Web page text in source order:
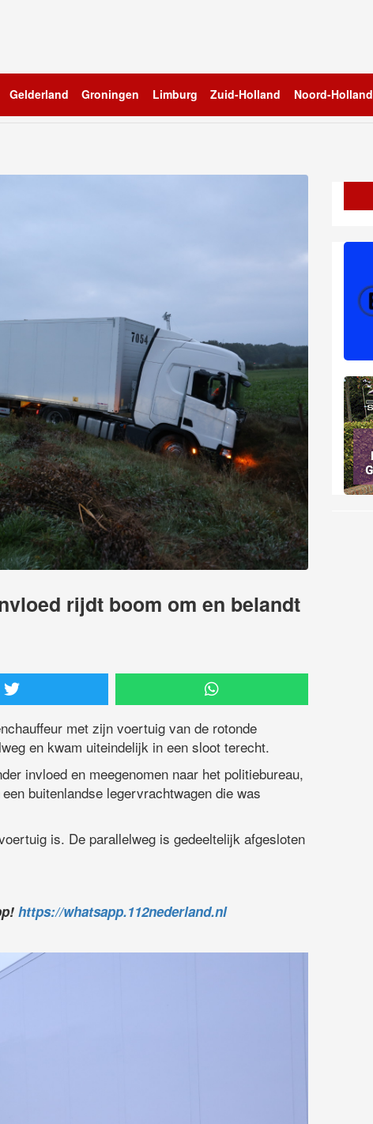
Gelderland Groningen Limburg Zuid-Holland Noord-Holland
rijdt boom om en belandt
met zijn voertuig van de rotonde
en kwam uiteindelijk in een sloot terecht.
invloed en meegenomen naar het politiebureau,
buitenlandse legervrachtwagen die was
is. De parallelweg is gedeeltelijk afgesloten
https://whatsapp.112nederland.nl